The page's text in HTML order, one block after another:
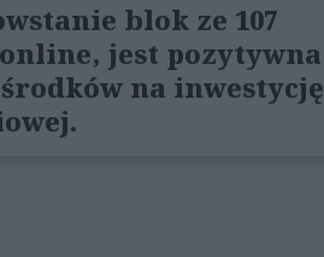
blok ze 107
jest pozytywna
na inwestycję